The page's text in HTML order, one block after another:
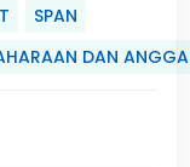
SPAN
DAN